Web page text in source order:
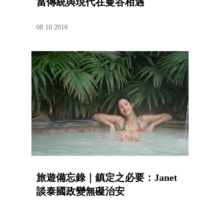
08.10.2016
旅遊備忘錄｜鎮定之必要：Janet
談泰國政變無礙治安